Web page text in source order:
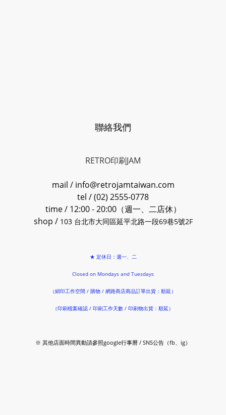
聯絡我們
RETRO印刷JAM
mail / info@retrojamtaiwan.com
tel / (02) 2555-0778
time / 12:00 - 20:00（週一、二店休）
shop / 103 台北市大同區延平北路一段69巷5號2F
★ 定休日：週一、二
Closed on Mondays and Tuesdays
（絹印工作空間 / 購物 / 網路商店商品訂單出貨：順延）
（印刷檔案確認 / 印刷工作天數 / 印刷物出貨：順延）
※ 其他店面時間異動請參照google行事曆 / SNS公告（fb、ig）